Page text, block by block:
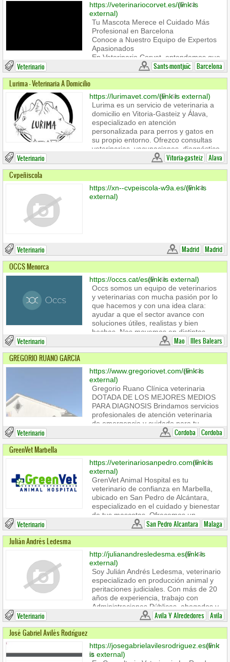
https://veterinariocorvet.es/(link is
external)
Tu Mascota Merece el Cuidado Más
Profesional en Barcelona
Conoce a Nuestro Equipo de Expertos
Apasionados
En Veterinario Corvet, entendemos que
tu mascota es parte de tu familia. Por
eso, ofrecemos un servicio profesional
básica hasta tratamientos
especializados de vanguardia. Nuestro
equipo está dedicado a garantizar el
bienestar de tu compañero en cada
etapa de su vida, brindando atención
experta y cercana en C/ Foneria 1
Local, Barcelona.
Sants-montjuïc Barcelona
Veterinario
Lurima - Veterinaria A Domicilio
https://lurimavet.com/(link is external)
Lurima es un servicio de veterinaria a
domicilio en Vitoria-Gasteiz y Álava,
especializado en atención
personalizada para perros y gatos en
su propio entorno. Ofrezco consultas
veterinarias, vacunaciones, diagnóstico,
rehabilitación y eutanasia humanitaria a
domicilio, adaptando cada visita a las
familia. Trabajo tanto en Vitoria-Gasteiz
como en todo Álava, con un servicio
veterinario cercano, profesional y
Vitoria-gasteiz Alava
Veterinario
Cvpeñiscola
https://xn--cvpeiscola-w9a.es/(link is
external)
Madrid Madrid
Veterinario
OCCS Menorca
https://occs.cat/es(link is external)
Occs somos un equipo de veterinarios
y veterinarias con mucha pasión por lo
que hacemos y con una idea clara:
ayudar a que el sector avance con
soluciones útiles, realistas y bien
hechas. Nos movemos en distintos
campos de las ciencias veterinarias y
unimos conocimiento y experiencia
eficaces a retos del mundo
agroganadero, alimentario,
medioambiental y biotecnológico.
Mao Illes Balears
Veterinario
GREGORIO RUANO GARCIA
https://www.gregoriovet.com/(link is
external)
Gregorio Ruano Clínica veterinaria
DOTADA DE LOS MEJORES MEDIOS
PARA DIAGNOSIS Brindamos servicios
profesionales de atención veterinaria
de emergencia y cuidado para tu
mascota. Nuestro equipo altamente
capacitado está equipado con las
garantizar el diagnóstico y cuidado de
tu querida mascota. Estamos aquí para
brindarle la atención veterinaria de
calidad que se merece.
Cordoba Cordoba
Veterinario
GreenVet Marbella
https://veterinariosanpedro.com(link is
external)
GrenVet Animal Hospital es tu
veterinario de confianza en Marbella,
ubicado en San Pedro de Alcántara,
especializado en el cuidado y bienestar
de tus mascotas. Ofrecemos un
servicio de urgencias veterinarias 24
horas en Marbella para atender
inmediata.
Nuestros servicios incluyen ecografía,
cirugía, radiología y análisis clínicos,
empleando tecnología avanzada para
ofrecer diagnósticos y tratamientos
precisos.
San Pedro Alcantara Malaga
Veterinario
Julián Andrés Ledesma
http://julianandresledesma.es(link is
external)
Soy Julián Andrés Ledesma, veterinario
especializado en producción animal y
peritaciones judiciales. Con más de 20
años de experiencia, trabajo con
Administraciones Públicas, abogados y
ganaderos, asegurando el
cumplimiento de normativas, sanidad y
681260062
julian.andresledesma@proton.me
Avila Y Alrededores Avila
Veterinario
José Gabriel Avilés Rodríguez
https://josegabrielavilesrodriguez.es(link
is external)